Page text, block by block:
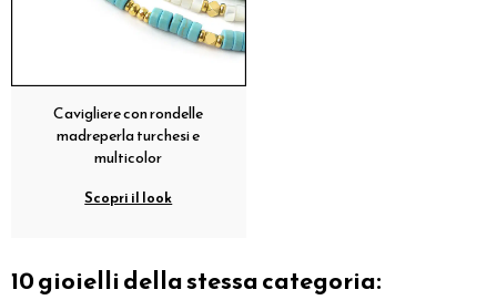
Cavigliere con rondelle
madreperla turchesi e
multicolor
Scopri il look
10 gioielli della stessa categoria: